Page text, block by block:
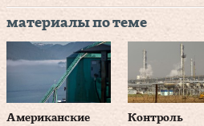
материалы по теме
Американские
Контроль